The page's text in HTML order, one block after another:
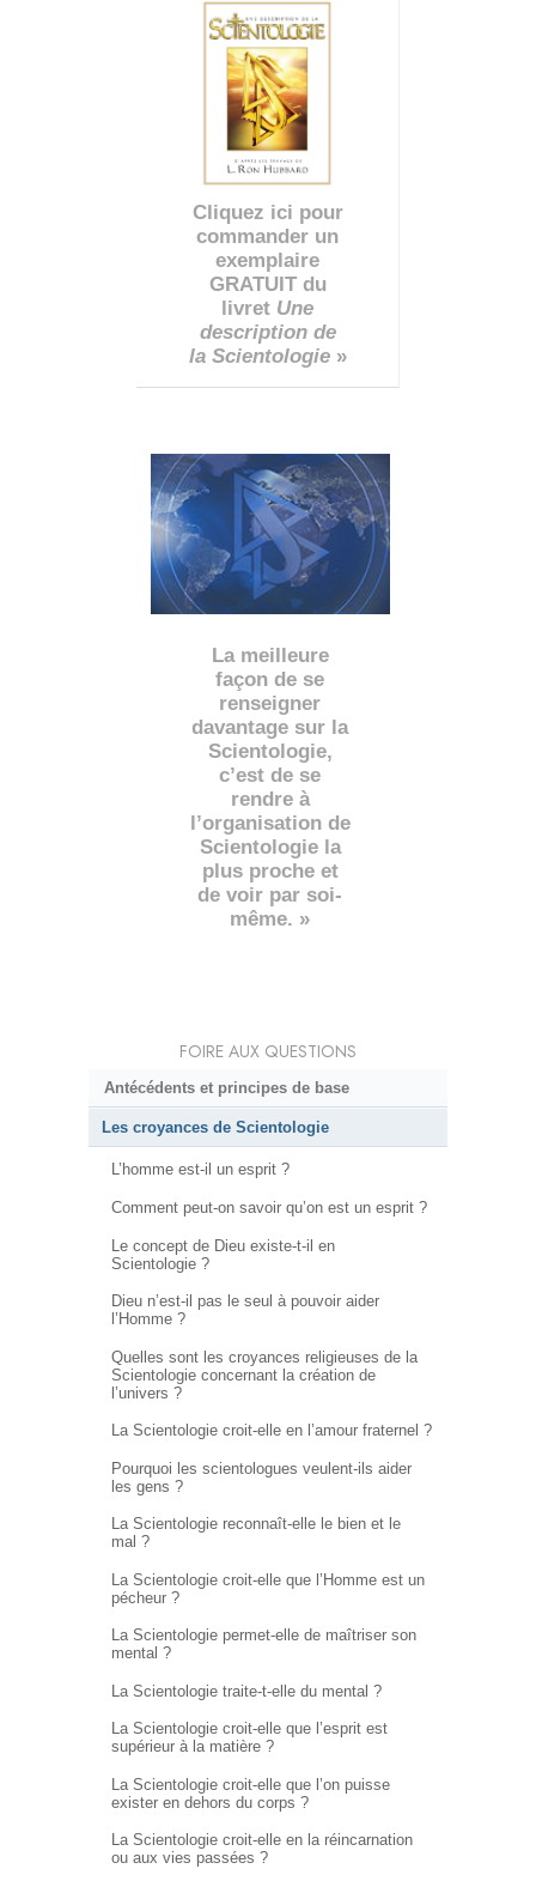
Cliquez ici pour
commander un
exemplaire
GRATUIT du
livret Une
description de
la Scientologie»
La meilleure
façon de se
renseigner
davantage sur la
Scientologie,
c’est de se
rendre à
l’organisation de
Scientologie la
plus proche et
de voir par soi-
même. »
FOIRE AUX QUESTIONS
Antécédents et principes de base
Les croyances de Scientologie
L’homme est-il un esprit ?
Comment peut-on savoir qu’on est un esprit ?
Le concept de Dieu existe-t-il en
Scientologie ?
Dieu n’est-il pas le seul à pouvoir aider
l’Homme ?
Quelles sont les croyances religieuses de la
Scientologie concernant la création de
l’univers ?
La Scientologie croit-elle en l’amour fraternel ?
Pourquoi les scientologues veulent-ils aider
les gens ?
La Scientologie reconnaît-elle le bien et le
mal ?
La Scientologie croit-elle que l’Homme est un
pécheur ?
La Scientologie permet-elle de maîtriser son
mental ?
La Scientologie traite-t-elle du mental ?
La Scientologie croit-elle que l’esprit est
supérieur à la matière ?
La Scientologie croit-elle que l’on puisse
exister en dehors du corps ?
La Scientologie croit-elle en la réincarnation
ou aux vies passées ?